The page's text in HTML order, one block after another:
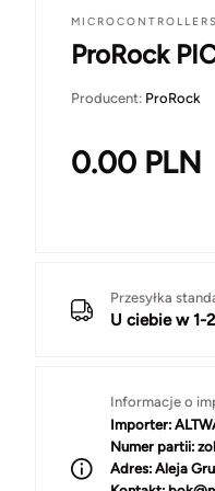
ProRock
Producent: ProRock
0.00 PLN
Przesyłka
U ciebie w 1-
Informacje o
Importer:
Numer partii:
Adres: Aleja